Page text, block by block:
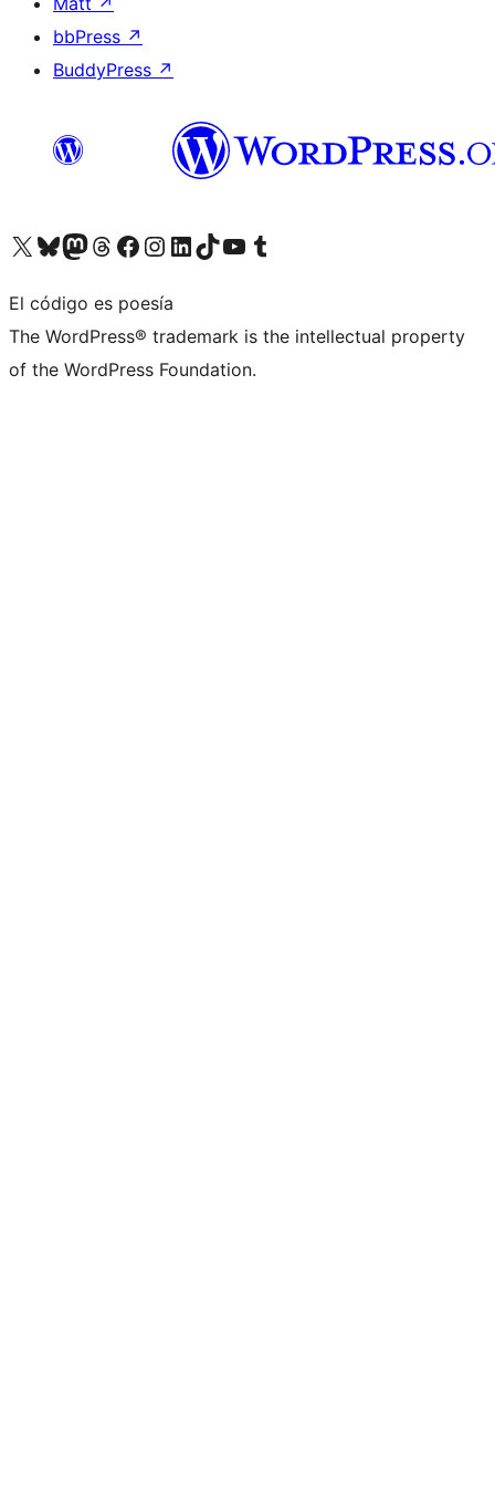
bbPress ↗
BuddyPress ↗
Visita nuestra cuenta de X (anteriormente Twitter)
Visita nuestra cuenta de Bluesky
Visita nuestra cuenta de Mastodon
Visita nuestra cuenta de Threads
Visita nuestra página de Facebook
Visita nuestra cuenta de Instagram
Visita nuestra cuenta de LinkedIn
Visita nuestra cuenta de TikTok
Visita nuestro canal de YouTube
Visita nuestra cuenta de Tumblr
El código es poesía
The WordPress® trademark is the intellectual property
of the WordPress Foundation.